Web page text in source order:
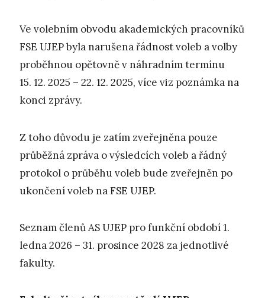
Ve volebním obvodu akademických pracovníků
FSE UJEP byla narušena řádnost voleb a volby
proběhnou opětovně v náhradním termínu
15. 12. 2025 – 22. 12. 2025, více viz poznámka na
konci zprávy.
Z toho důvodu je zatím zveřejněna pouze
průběžná zpráva o výsledcích voleb a řádný
protokol o průběhu voleb bude zveřejněn po
ukončení voleb na FSE UJEP.
Seznam členů AS UJEP pro funkční období 1.
ledna 2026 – 31. prosince 2028 za jednotlivé
fakulty.